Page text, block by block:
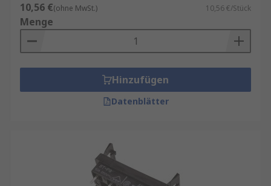
10,56 €(ohne MwSt.) 10,56 €/Stück
Menge
Hinzufügen
Datenblätter